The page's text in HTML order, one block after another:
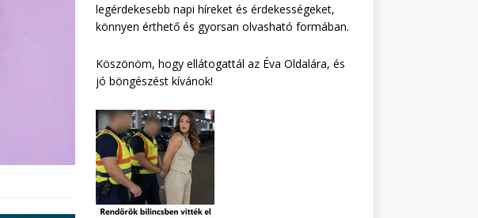
legérdekesebb napi híreket és érdekességeket,
könnyen érthető és gyorsan olvasható formában.
Köszönöm, hogy ellátogattál az Éva Oldalára, és
jó böngészést kívánok!